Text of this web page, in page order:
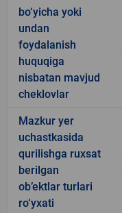
bo‘yicha yoki
undan
foydalanish
huquqiga
nisbatan mavjud
cheklovlar
Mazkur yer
uchastkasida
qurilishga ruxsat
berilgan
ob’ektlar turlari
ro‘yxati